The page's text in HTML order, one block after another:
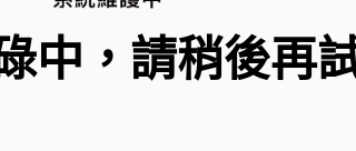
中，請稍後再